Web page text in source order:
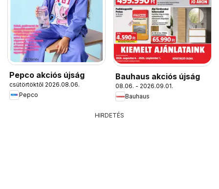
Pepco akciós újság
csütörtöktől 2026.08.06.
Pepco
Bauhaus akciós újság
08.06. - 2026.09.01.
Bauhaus
HIRDETÉS